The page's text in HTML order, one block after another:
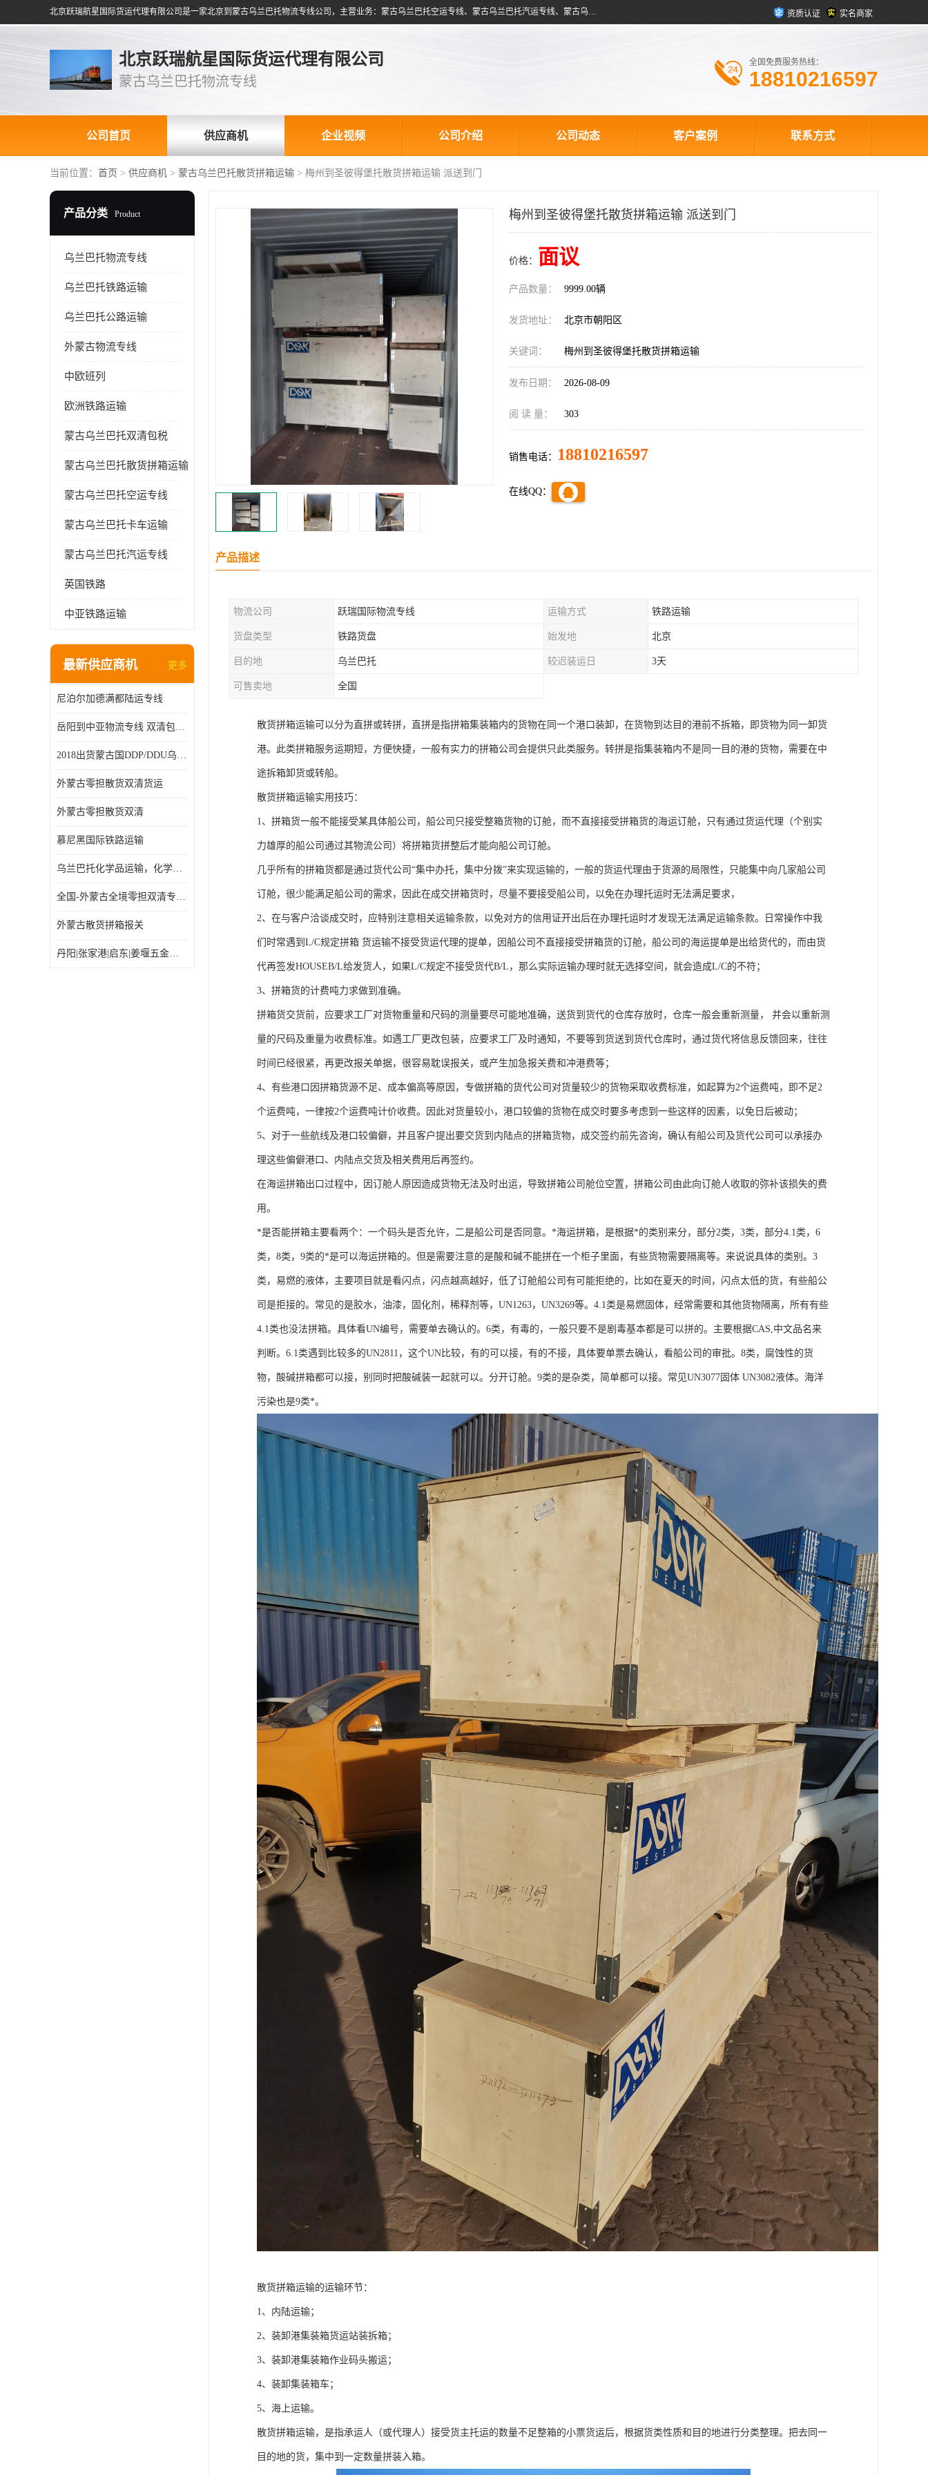
北京跃瑞航星国际货运代理有限公司是一家北京到蒙古乌兰巴托物流专线公司，主营业务：蒙古乌兰巴托空运专线、蒙古乌兰巴托汽运专线、蒙古乌兰巴托散货拼箱、蒙古乌兰巴托双清包税、蒙古乌兰巴托铁路运输等运输服务。以北京为中心服务于全国各地，运输能力及代理网络覆盖蒙古、俄罗斯、中亚五国各主要城市及站点。 资质认证 实名商家
北京跃瑞航星国际货运代理有限公司
蒙古乌兰巴托物流专线
全国免费服务热线：
18810216597
公司首页 供应商机 企业视频 公司介绍 公司动态 客户案例 联系方式
当前位置： 首页 > 供应商机 > 蒙古乌兰巴托散货拼箱运输 > 梅州到圣彼得堡托散货拼箱运输 派送到门
产品分类 Product
乌兰巴托物流专线
乌兰巴托铁路运输
乌兰巴托公路运输
外蒙古物流专线
中欧班列
欧洲铁路运输
蒙古乌兰巴托双清包税
蒙古乌兰巴托散货拼箱运输
蒙古乌兰巴托空运专线
蒙古乌兰巴托卡车运输
蒙古乌兰巴托汽运专线
英国铁路
中亚铁路运输
最新供应商机 更多
尼泊尔加德满都陆运专线
岳阳到中亚物流专线 双清包税 一站服务
2018出货蒙古国DDP/DDU乌兰巴托双清国际物流专线
外蒙古零担散货双清货运
外蒙古零担散货双清
慕尼黑国际铁路运输
乌兰巴托化学品运输，化学品怎么运到乌兰巴托
全国-外蒙古全境零担双清专线/外蒙古DDP双清
外蒙古散货拼箱报关
丹阳|张家港|启东|姜堰五金机电工具出口乌兰巴托怎么运输较划算
梅州到圣彼得堡托散货拼箱运输 派送到门
价格： 面议
产品数量： 9999.00辆
发货地址： 北京市朝阳区
关键词： 梅州到圣彼得堡托散货拼箱运输
发布日期： 2026-08-09
阅 读 量： 303
销售电话： 18810216597
在线QQ：
产品描述
物流公司 跃瑞国际物流专线 运输方式 铁路运输
货盘类型 铁路货盘 始发地 北京
目的地 乌兰巴托 较迟装运日 3天
可售卖地 全国
散货拼箱运输可以分为直拼或转拼，直拼是指拼箱集装箱内的货物在同一个港口装卸，在货物到达目的港前不拆箱，即货物为同一卸货
港。此类拼箱服务运期短，方便快捷，一般有实力的拼箱公司会提供只此类服务。转拼是指集装箱内不是同一目的港的货物，需要在中
途拆箱卸货或转船。
散货拼箱运输实用技巧：
1、拼箱货一般不能接受某具体船公司，船公司只接受整箱货物的订舱，而不直接接受拼箱货的海运订舱，只有通过货运代理（个别实
力雄厚的船公司通过其物流公司）将拼箱货拼整后才能向船公司订舱。
几乎所有的拼箱货都是通过货代公司“集中办托，集中分拨”来实现运输的，一般的货运代理由于货源的局限性，只能集中向几家船公司
订舱，很少能满足船公司的需求，因此在成交拼箱货时，尽量不要接受船公司，以免在办理托运时无法满足要求，
2、在与客户洽谈成交时，应特别注意相关运输条款，以免对方的信用证开出后在办理托运时才发现无法满足运输条款。日常操作中我
们时常遇到L/C规定拼箱 货运输不接受货运代理的提单，因船公司不直接接受拼箱货的订舱，船公司的海运提单是出给货代的，而由货
代再签发HOUSEB/L给发货人，如果L/C规定不接受货代B/L，那么实际运输办理时就无选择空间，就会造成L/C的不符；
3、拼箱货的计费吨力求做到准确。
拼箱货交货前，应要求工厂对货物重量和尺码的测量要尽可能地准确，送货到货代的仓库存放时，仓库一般会重新测量， 并会以重新测
量的尺码及重量为收费标准。如遇工厂更改包装，应要求工厂及时通知，不要等到货送到货代仓库时，通过货代将信息反馈回来，往往
时间已经很紧，再更改报关单据，很容易耽误报关，或产生加急报关费和冲港费等；
4、有些港口因拼箱货源不足、成本偏高等原因，专做拼箱的货代公司对货量较少的货物采取收费标准，如起算为2个运费吨，即不足2
个运费吨，一律按2个运费吨计价收费。因此对货量较小，港口较偏的货物在成交时要多考虑到一些这样的因素，以免日后被动；
5、对于一些航线及港口较偏僻，并且客户提出要交货到内陆点的拼箱货物，成交签约前先咨询，确认有船公司及货代公司可以承接办
理这些偏僻港口、内陆点交货及相关费用后再签约。
在海运拼箱出口过程中，因订舱人原因造成货物无法及时出运，导致拼箱公司舱位空置，拼箱公司由此向订舱人收取的弥补该损失的费
用。
*是否能拼箱主要看两个：一个码头是否允许，二是船公司是否同意。*海运拼箱，是根据*的类别来分，部分2类，3类，部分4.1类，6
类，8类，9类的*是可以海运拼箱的。但是需要注意的是酸和碱不能拼在一个柜子里面，有些货物需要隔离等。来说说具体的类别。3
类，易燃的液体，主要项目就是看闪点，闪点越高越好，低了订舱船公司有可能拒绝的，比如在夏天的时间，闪点太低的货，有些船公
司是拒接的。常见的是胶水，油漆，固化剂，稀释剂等，UN1263，UN3269等。4.1类是易燃固体，经常需要和其他货物隔离，所有有些
4.1类也没法拼箱。具体看UN编号，需要单去确认的。6类，有毒的，一般只要不是剧毒基本都是可以拼的。主要根据CAS,中文品名来
判断。6.1类遇到比较多的UN2811，这个UN比较，有的可以接，有的不接，具体要单票去确认，看船公司的审批。8类，腐蚀性的货
物，酸碱拼箱都可以接，别同时把酸碱装一起就可以。分开订舱。9类的是杂类，简单都可以接。常见UN3077固体 UN3082液体。海洋
污染也是9类*。
散货拼箱运输的运输环节：
1、内陆运输；
2、装卸港集装箱货运站装拆箱；
3、装卸港集装箱作业码头搬运；
4、装卸集装箱车；
5、海上运输。
散货拼箱运输，是指承运人（或代理人）接受货主托运的数量不足整箱的小票货运后，根据货类性质和目的地进行分类整理。把去同一
目的地的货，集中到一定数量拼装入箱。